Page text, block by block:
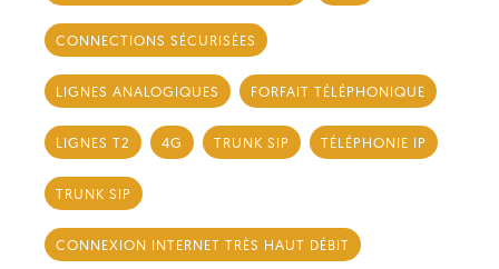
CONNECTIONS SÉCURISÉES
LIGNES ANALOGIQUES FORFAIT TÉLÉPHONIQUE
LIGNES T2 4G TRUNK SIP TÉLÉPHONIE IP
TRUNK SIP
CONNEXION INTERNET TRÈS HAUT DÉBIT